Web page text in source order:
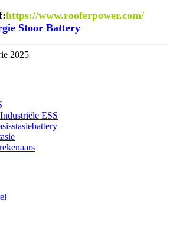
https://www.rooferpower.com/
Stoor Battery
2025
ESS